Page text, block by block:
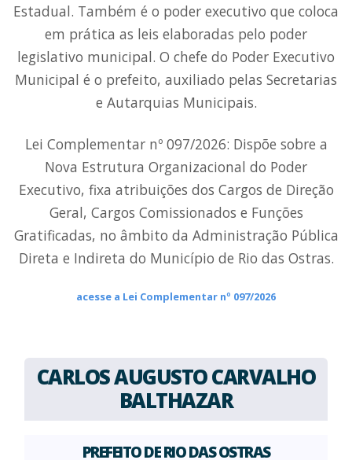
Estadual. Também é o poder executivo que coloca
em prática as leis elaboradas pelo poder
legislativo municipal. O chefe do Poder Executivo
Municipal é o prefeito, auxiliado pelas Secretarias
e Autarquias Municipais.
Lei Complementar nº 097/2026: Dispõe sobre a
Nova Estrutura Organizacional do Poder
Executivo, fixa atribuições dos Cargos de Direção
Geral, Cargos Comissionados e Funções
Gratificadas, no âmbito da Administração Pública
Direta e Indireta do Município de Rio das Ostras.
acesse a Lei Complementar nº 097/2026
CARLOS AUGUSTO CARVALHO
BALTHAZAR
PREFEITO DE RIO DAS OSTRAS